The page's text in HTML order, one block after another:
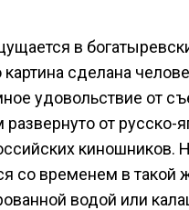
в
картина сделана
удовольствие от
развернуто от
киношников.
со временем в такой
водой или